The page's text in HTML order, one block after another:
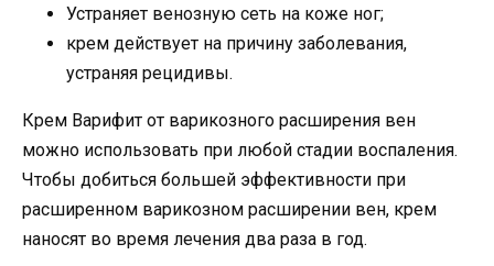
Устраняет венозную сеть на коже ног;
крем действует на причину заболевания,
устраняя рецидивы.
Крем Варифит от варикозного расширения вен
можно использовать при любой стадии воспаления.
Чтобы добиться большей эффективности при
расширенном варикозном расширении вен, крем
наносят во время лечения два раза в год.